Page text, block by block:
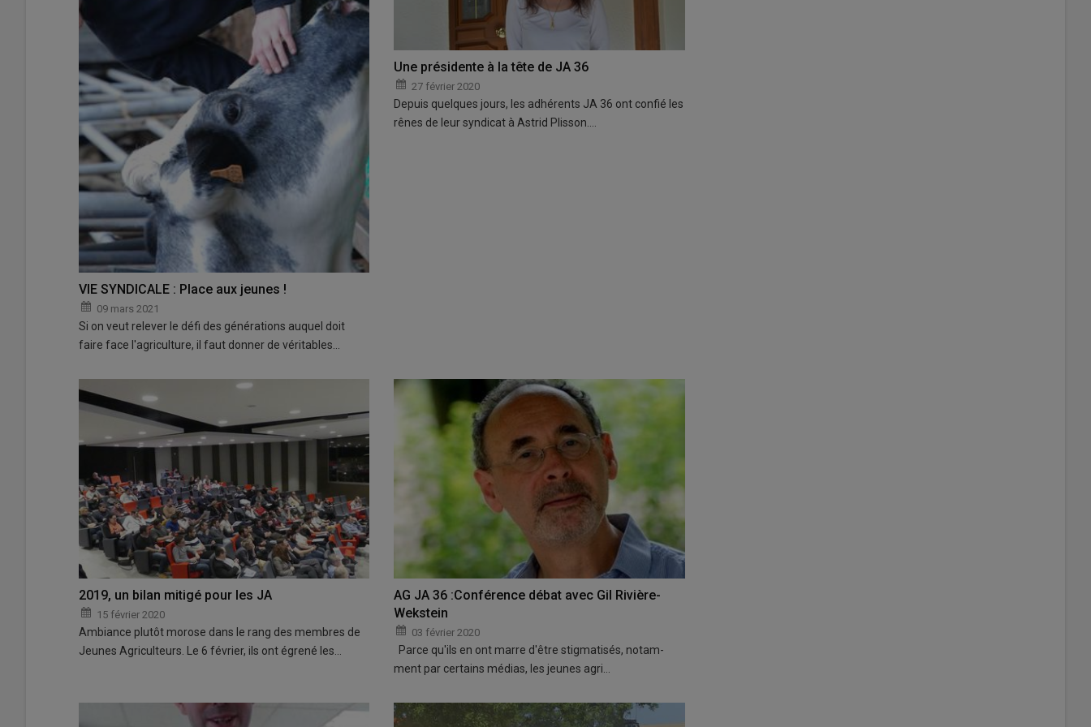
VIE SYNDICALE : Place aux jeunes !
09 mars 2021
Si on veut relever le défi des générations auquel doit
faire face l'agriculture, il faut donner de véritables…
Une présidente à la tête de JA 36
27 février 2020
Depuis quelques jours, les adhérents JA 36 ont confié les
rênes de leur syndicat à Astrid Plisson.…
2019, un bilan mitigé pour les JA
15 février 2020
Ambiance plutôt morose dans le rang des membres de
Jeunes Agriculteurs. Le 6 février, ils ont égrené les…
AG JA 36 :Conférence débat avec Gil Rivière-
Wekstein
03 février 2020
Parce qu'ils en ont marre d'être stig­ma­ti­sés, no­tam­
ment par cer­tains mé­dias, les jeunes agri­…